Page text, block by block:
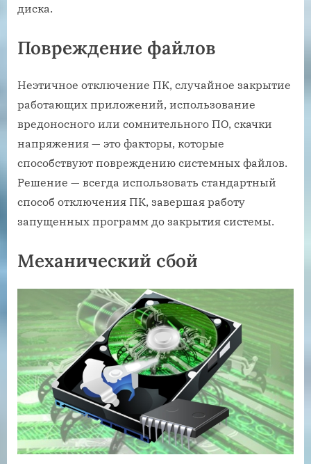
диска.
Повреждение файлов
Неэтичное отключение ПК, случайное закрытие
работающих приложений, использование
вредоносного или сомнительного ПО, скачки
напряжения — это факторы, которые
способствуют повреждению системных файлов.
Решение — всегда использовать стандартный
способ отключения ПК, завершая работу
запущенных программ до закрытия системы.
Механический сбой